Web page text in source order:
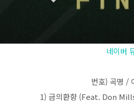
네이버
번호) 곡명 /
1) 금의환향 (Feat. Don